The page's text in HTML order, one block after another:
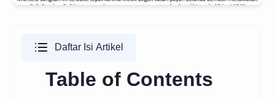
Daftar Isi Artikel
Table of Contents